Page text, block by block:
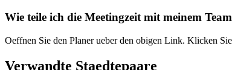
Wie teile ich die Meetingzeit mit meinem
Oeffnen Sie den Planer ueber den obigen Link. Klicken
Verwandte Staedtepaare